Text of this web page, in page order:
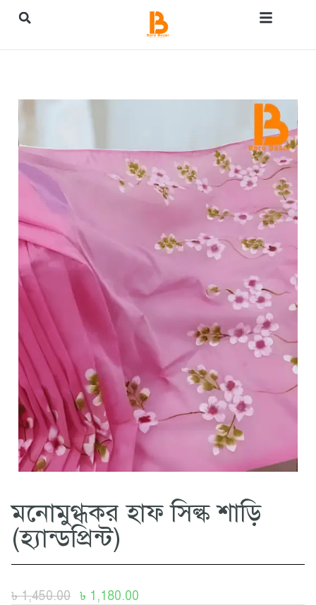
মনোমুগ্ধকর হাফ সিল্ক শাড়ি
(হ্যান্ডপ্রিন্ট)
৳1,450.00 ৳ 1,180.00